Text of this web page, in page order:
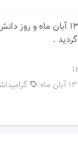
مراسم گرامیداشت ۱۳ آبان
.
13 آبان ماه